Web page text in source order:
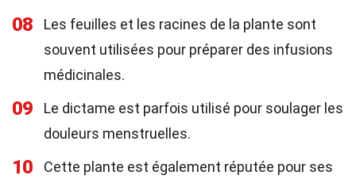
08
Les feuilles et les racines de la plante sont
souvent utilisées pour préparer des infusions
médicinales.
09
Le dictame est parfois utilisé pour soulager les
douleurs menstruelles.
10
Cette plante est également réputée pour ses